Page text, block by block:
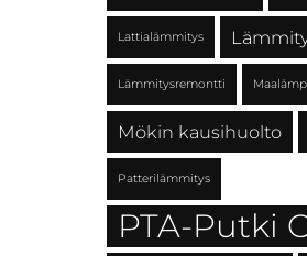
Lattialämmitys
Lämmitysremontti
Mökin kausihuolto
Patterilämmitys
PTA-Putki